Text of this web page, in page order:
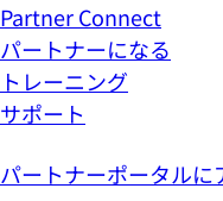
Partner Connect
パートナーになる
トレーニング
サポート
パートナーポータルに